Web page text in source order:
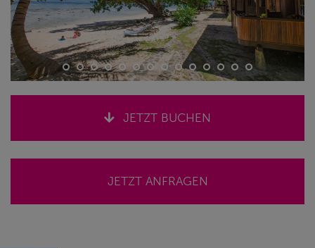
JETZT BUCHEN
JETZT ANFRAGEN